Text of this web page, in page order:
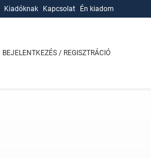
Kiadóknak
Kapcsolat Én kiadom
BEJELENTKEZÉS / REGISZTRÁCIÓ